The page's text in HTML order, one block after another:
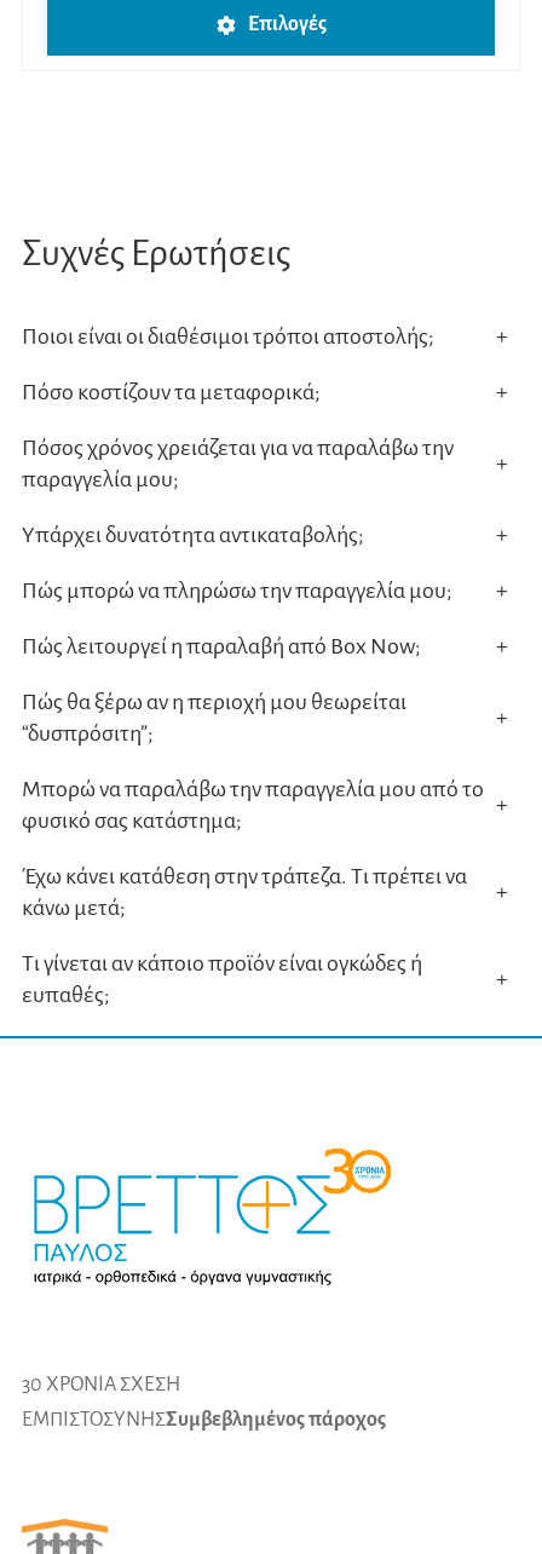
Επιλογές
στη
του
Συχνές Ερωτήσεις
Ποιοι είναι οι διαθέσιμοι τρόποι αποστολής; +
Πόσο κοστίζουν τα μεταφορικά; +
Πόσος χρόνος χρειάζεται για να παραλάβω την
παραγγελία μου;
+
Υπάρχει δυνατότητα αντικαταβολής; +
Πώς μπορώ να πληρώσω την παραγγελία μου; +
Πώς λειτουργεί η παραλαβή από Box Now; +
Πώς θα ξέρω αν η περιοχή μου θεωρείται
“δυσπρόσιτη”;
+
Μπορώ να παραλάβω την παραγγελία μου από το
φυσικό σας κατάστημα;
+
Έχω κάνει κατάθεση στην τράπεζα. Τι πρέπει να
κάνω μετά;
+
Τι γίνεται αν κάποιο προϊόν είναι ογκώδες ή
ευπαθές;
+
30 ΧΡΟΝΙΑ ΣΧΕΣΗ
ΕΜΠΙΣΤΟΣΥΝΗΣΣυμβεβλημένος πάροχος